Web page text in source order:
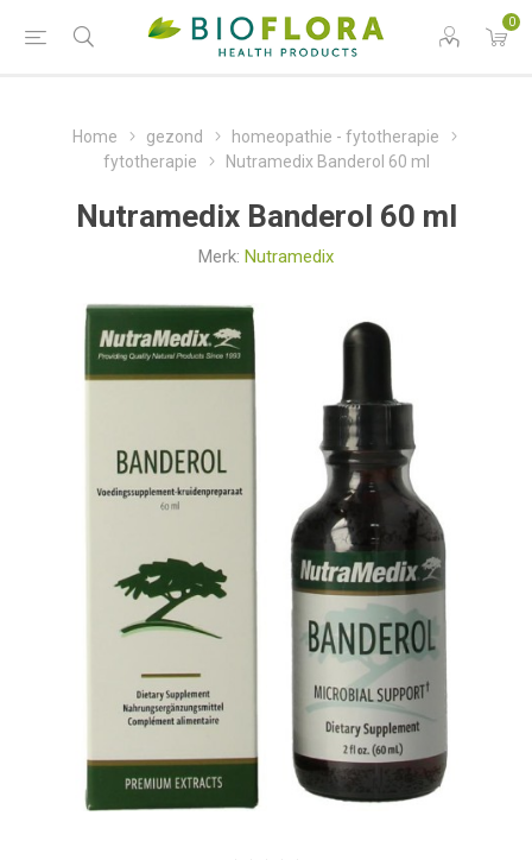
0
Home gezond
homeopathie - fytotherapie
fytotherapie
Nutramedix Banderol 60 ml
Nutramedix Banderol 60 ml
Merk: Nutramedix